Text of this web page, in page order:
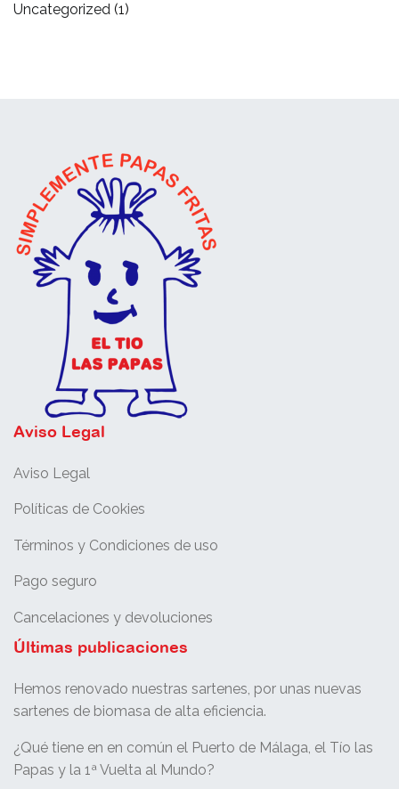
Uncategorized (1)
Aviso Legal
Aviso Legal
Políticas de Cookies
Términos y Condiciones de uso
Pago seguro
Cancelaciones y devoluciones
Últimas publicaciones
Hemos renovado nuestras sartenes, por unas nuevas
sartenes de biomasa de alta eficiencia.
¿Qué tiene en en común el Puerto de Málaga, el Tío las
Papas y la 1ª Vuelta al Mundo?